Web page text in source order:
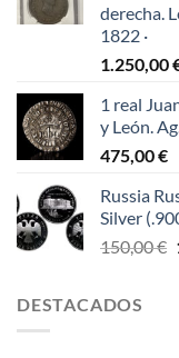
derecha.
1822 ·
1.250,00
1 real
y León.
475,00€
Russia
Silver
150,00€
DESTACADOS